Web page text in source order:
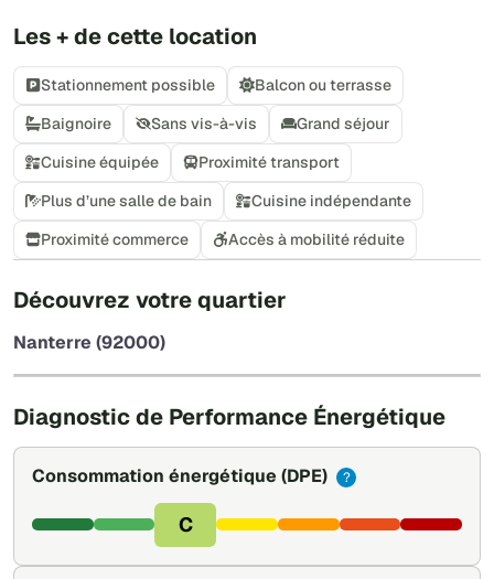
Les + de cette location
Stationnement possible
Balcon ou terrasse
Baignoire
Sans vis-à-vis
Grand séjour
Cuisine équipée
Proximité transport
Plus d’une salle de bain
Cuisine indépendante
Proximité commerce
Accès à mobilité réduite
Découvrez votre quartier
Nanterre (92000)
Diagnostic de Performance Énergétique
Consommation énergétique (DPE) ?
C